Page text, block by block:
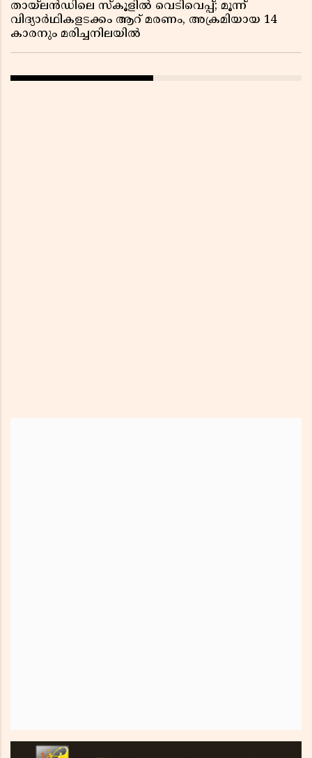
തായ്‌ലൻഡിലെ സ്‌കൂളിൽ വെടിവെപ്പ്; മൂന്ന്
വിദ്യാർഥികളടക്കം ആറ് മരണം, അക്രമിയായ 14
കാരനും മരിച്ചനിലയിൽ